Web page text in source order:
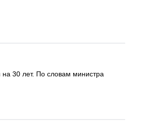
на 30 лет. По словам министра